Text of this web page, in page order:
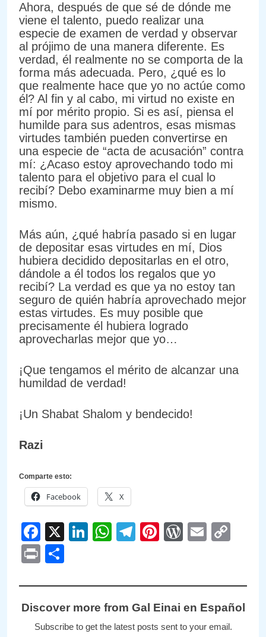
Ahora, después de que sé de dónde me
viene el talento, puedo realizar una
especie de examen de verdad y observar
al prójimo de una manera diferente. Es
verdad, él realmente no se comporta de la
forma más adecuada. Pero, ¿qué es lo
que realmente hace que yo no actúe como
él? Al fin y al cabo, mi virtud no existe en
mí por mérito propio. Si es así, piensa el
humilde para sus adentros, esas mismas
virtudes también pueden convertirse en
una especie de “acta de acusación” contra
mí: ¿Acaso estoy aprovechando todo mi
talento para el objetivo para el cual lo
recibí? Debo examinarme muy bien a mí
mismo.
Más aún, ¿qué habría pasado si en lugar
de depositar esas virtudes en mí, Dios
hubiera decidido depositarlas en el otro,
dándole a él todos los regalos que yo
recibí? La verdad es que ya no estoy tan
seguro de quién habría aprovechado mejor
estas virtudes. Es muy posible que
precisamente él hubiera logrado
aprovecharlas mejor que yo…
¡Que tengamos el mérito de alcanzar una
humildad de verdad!
¡Un Shabat Shalom y bendecido!
Razi
Comparte esto:
Facebook X
Facebook
X LinkedIn
WhatsApp
Telegram
PinterestEmail
Print
Discover more from Gal Einai en Español
Subscribe to get the latest posts sent to your email.